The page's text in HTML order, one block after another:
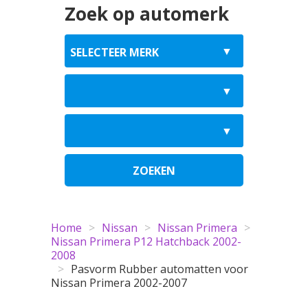
Zoek op automerk
ZOEKEN
Home > Nissan > Nissan Primera >
Nissan Primera P12 Hatchback 2002-
2008
> Pasvorm Rubber automatten voor
Nissan Primera 2002-2007